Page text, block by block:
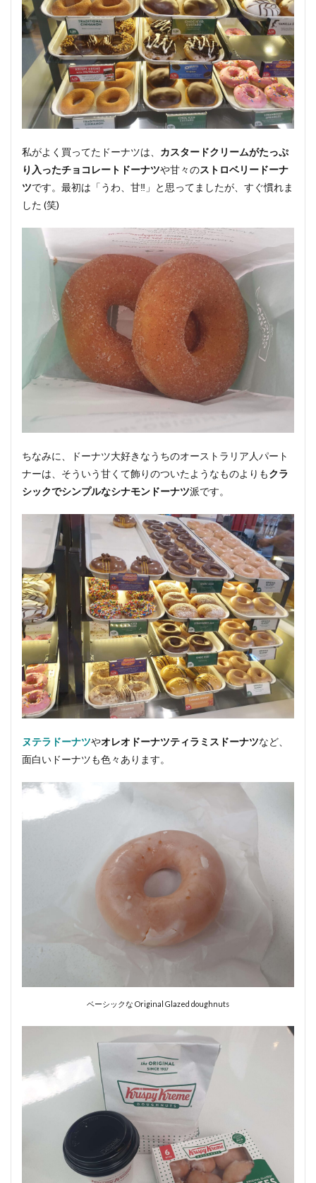
私がよく買ってたドーナツは、 カスタードクリームがたっぷ
り入ったチョコレートドーナツや甘々のストロベリードーナ
ツです。最初は「うわ、甘‼︎」と思ってましたが、すぐ慣れま
した (笑)
ちなみに、ドーナツ大好きなうちのオーストラリア人パート
ナーは、そういう甘くて飾りのついたようなものよりもクラ
シックでシンプルなシナモンドーナツ派です。
ヌテラドーナツやオレオドーナツティラミスドーナツなど、
面白いドーナツも色々あります。
ベーシックな Original Glazed doughnuts